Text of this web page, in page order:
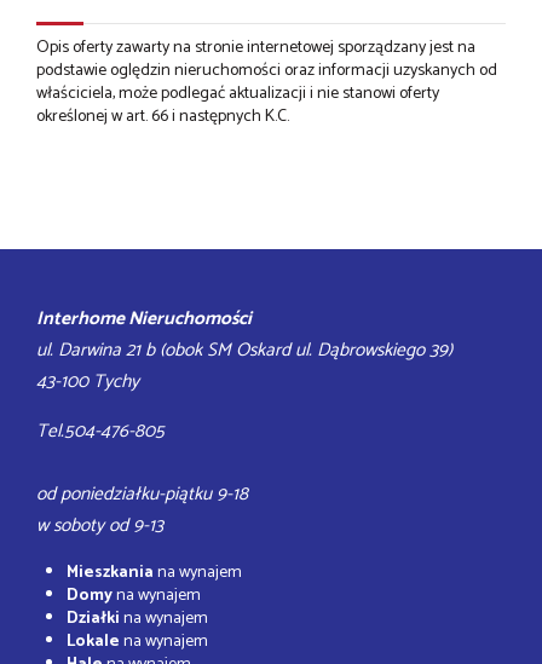
Opis oferty zawarty na stronie internetowej sporządzany jest na
podstawie oględzin nieruchomości oraz informacji uzyskanych od
właściciela, może podlegać aktualizacji i nie stanowi oferty
określonej w art. 66 i następnych K.C.
Interhome Nieruchomości
ul. Darwina 21 b (obok SM Oskard ul. Dąbrowskiego 39)
43-100 Tychy
Tel.504-476-805
od poniedziałku-piątku 9-18
w soboty od 9-13
Mieszkaniana wynajem
Domyna wynajem
Działkina wynajem
Lokalena wynajem